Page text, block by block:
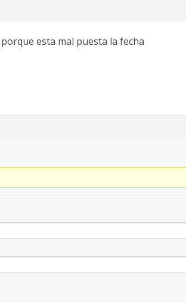
esta mal puesta la fecha